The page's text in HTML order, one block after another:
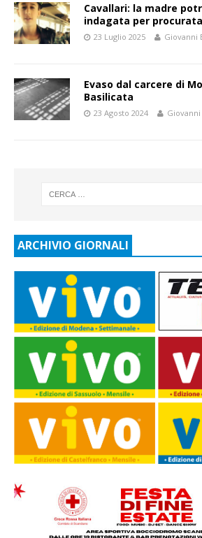
Cavallari: la madre
indagata per
23 Luglio 2025 Giovanni
Evaso dal carcere di
Basilicata
23 Agosto 2024
ARCHIVIO GIORNALI